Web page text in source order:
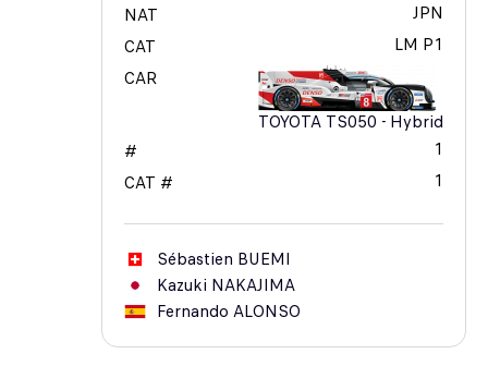
NAT
JPN
CAT
LM P1
CAR
TOYOTA TS050 - Hybrid
#
1
CAT #
1
Sébastien BUEMI
Kazuki NAKAJIMA
Fernando ALONSO